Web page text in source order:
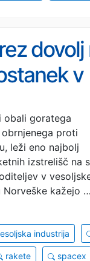
v
obali goratega
proti
leži eno najbolj
izstrelišč na
v
Norveške kažejo …
industrija
rakete spacex